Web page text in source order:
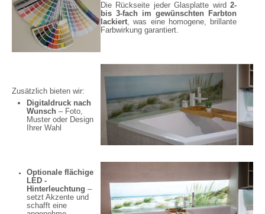
Die Rückseite jeder Glasplatte wird 2-
bis 3-fach im gewünschten Farbton
lackiert, was eine homogene, brillante
Farbwirkung garantiert.
Zusätzlich bieten wir:
Digitaldruck nach
Wunsch – Foto,
Muster oder Design
Ihrer Wahl
Optionale flächige
LED -
Hinterleuchtung –
setzt Akzente und
schafft eine